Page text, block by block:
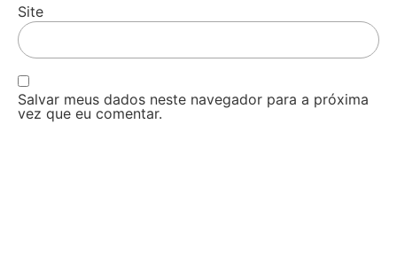
Site
Salvar meus dados neste navegador para a próxima
vez que eu comentar.